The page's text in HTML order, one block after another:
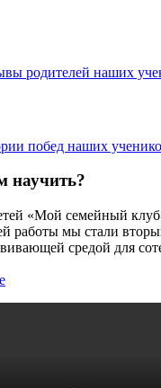
родителей наших
побед наших
научить?
«Мой семейный
работы мы стали
средой для